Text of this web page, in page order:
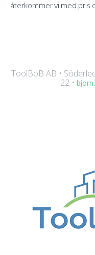
återkommer vi med pris
ToolBoB AB •
22 •